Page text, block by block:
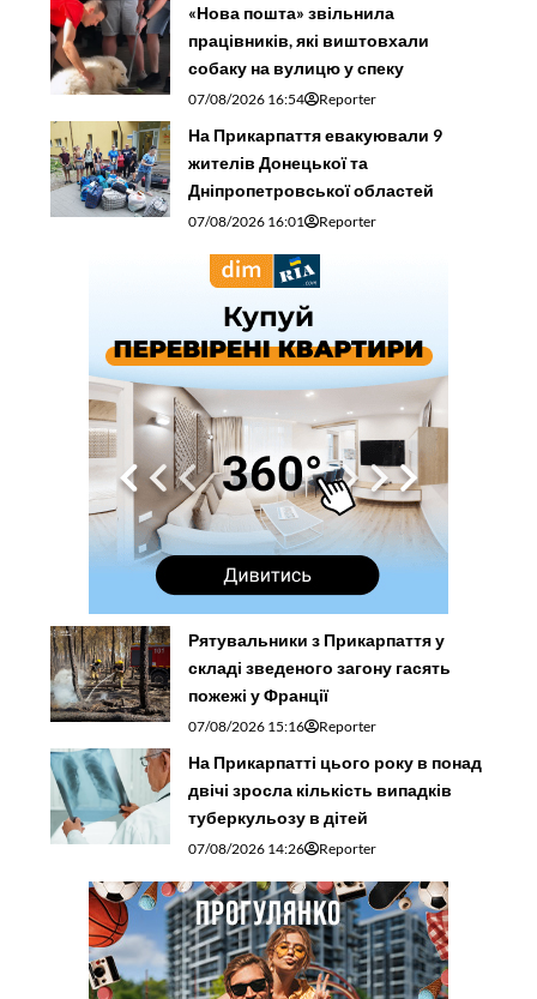
«Нова пошта» звільнила
працівників, які виштовхали
собаку на вулицю у спеку
07/08/2026 16:54 Reporter
На Прикарпаття евакуювали 9
жителів Донецької та
Дніпропетровської областей
07/08/2026 16:01 Reporter
Рятувальники з Прикарпаття у
складі зведеного загону гасять
пожежі у Франції
07/08/2026 15:16 Reporter
На Прикарпатті цього року в понад
двічі зросла кількість випадків
туберкульозу в дітей
07/08/2026 14:26 Reporter